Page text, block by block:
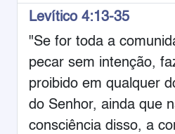
Levítico 4:13-35
"Se for toda a
pecar sem intenção,
proibido em qualquer
do Senhor, ainda que
consciência disso, a